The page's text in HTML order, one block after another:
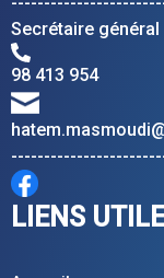
Secrétaire général
98 413 954
LIENS